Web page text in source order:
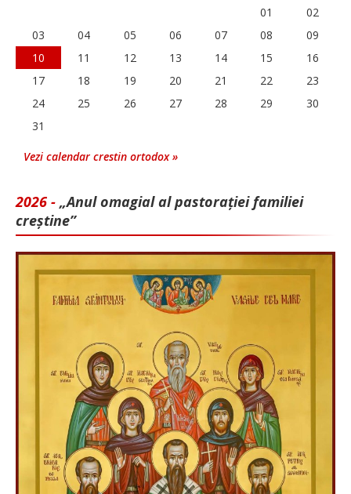
01
02
03
04 05 06 07 08
09
10
11 12 13 14 15
16
17
18 19 20 21 22
23
24
25 26 27 28 29
30
31
Vezi calendar crestin ortodox »
2026 - „Anul omagial al pastorației familiei
creștine”